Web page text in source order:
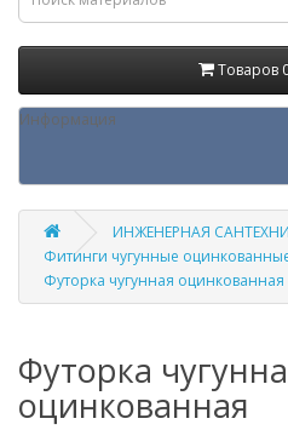
Товаров
Информация
ИНЖЕНЕРНАЯ
Фитинги чугунные
Футорка чугунная оцинкованная
Футорка
оцинкованная